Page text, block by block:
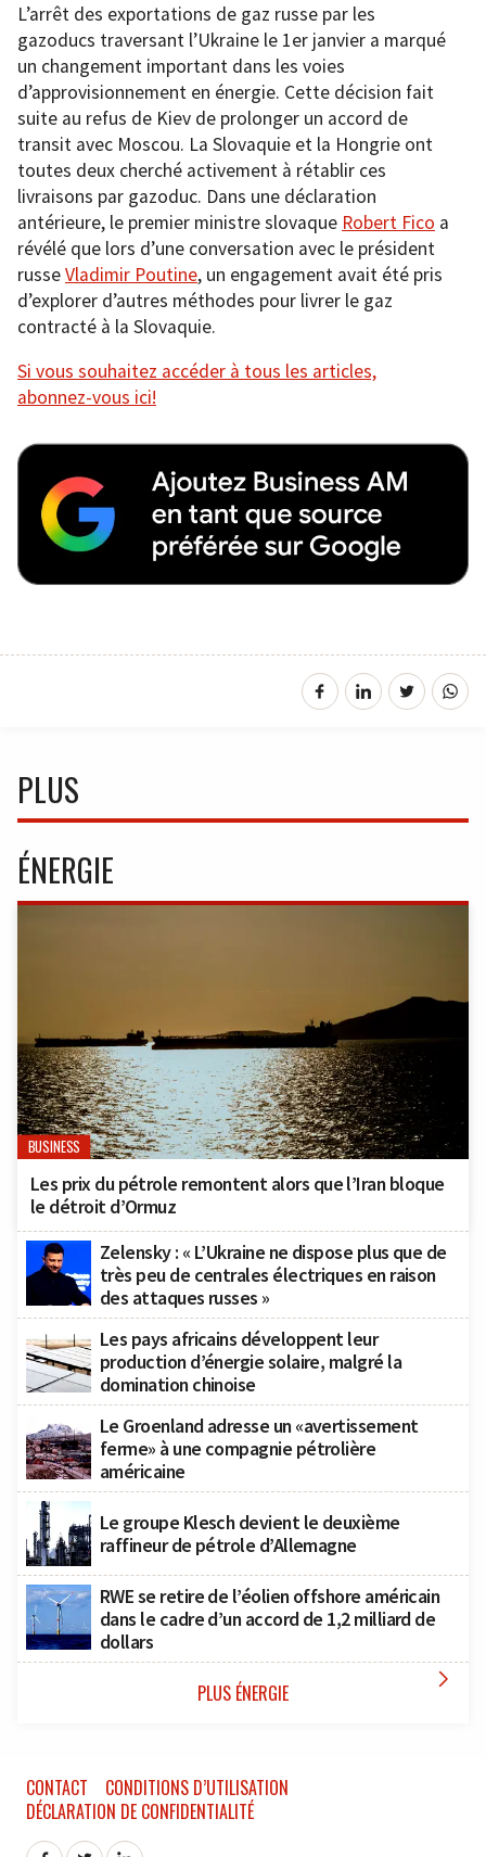
L’arrêt des exportations de gaz russe par les
gazoducs traversant l’Ukraine le 1er janvier a marqué
un changement important dans les voies
d’approvisionnement en énergie. Cette décision fait
suite au refus de Kiev de prolonger un accord de
transit avec Moscou. La Slovaquie et la Hongrie ont
toutes deux cherché activement à rétablir ces
livraisons par gazoduc. Dans une déclaration
antérieure, le premier ministre slovaque Robert Fico a
révélé que lors d’une conversation avec le président
russeVladimir Poutine, un engagement avait été pris
d’explorer d’autres méthodes pour livrer le gaz
contracté à la Slovaquie.
Si vous souhaitez accéder à tous les articles,
abonnez-vous ici!
PLUS
ÉNERGIE
BUSINESS
Les prix du pétrole remontent alors que l’Iran bloque
le détroit d’Ormuz
Zelensky : « L’Ukraine ne dispose plus que de
très peu de centrales électriques en raison
des attaques russes »
Les pays africains développent leur
production d’énergie solaire, malgré la
domination chinoise
Le Groenland adresse un «avertissement
ferme» à une compagnie pétrolière
américaine
Le groupe Klesch devient le deuxième
raffineur de pétrole d’Allemagne
RWE se retire de l’éolien offshore américain
dans le cadre d’un accord de 1,2 milliard de
dollars
PLUS ÉNERGIE 
CONTACT
CONDITIONS D’UTILISATION
DÉCLARATION DE CONFIDENTIALITÉ